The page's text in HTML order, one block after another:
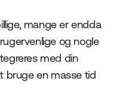
mange er endda
og nogle
med din
bruge en masse tid